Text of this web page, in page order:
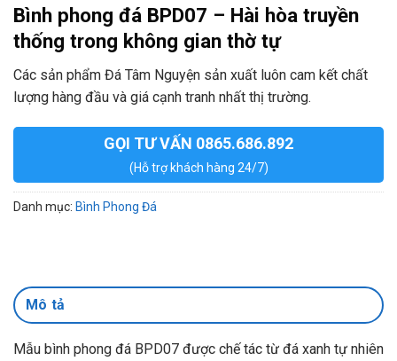
Bình phong đá BPD07 – Hài hòa truyền
thống trong không gian thờ tự
Các sản phẩm Đá Tâm Nguyện sản xuất luôn cam kết chất
lượng hàng đầu và giá cạnh tranh nhất thị trường.
GỌI TƯ VẤN 0865.686.892
(Hỗ trợ khách hàng 24/7)
Danh mục: Bình Phong Đá
Mô tả
Mẫu bình phong đá BPD07 được chế tác từ đá xanh tự nhiên